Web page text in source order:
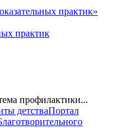
практик»
практик
профилактики...
детстваПортал